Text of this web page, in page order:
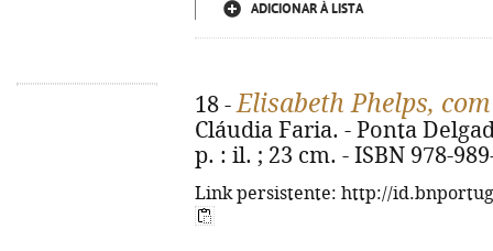
ADICIONAR À LISTA
18 -Elisabeth Phelps,
Cláudia Faria. - Ponta
p. : il. ; 23 cm. - ISBN 978-
Link persistente: http://